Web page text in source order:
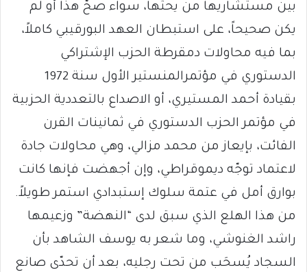
بين مستشاريها من يحثّها، سواء صحّ هذا أو لم
يكن صحيحاً، على استبطان العهد البورقيبي كاملاً،
بما فيه محاولات دمقرطة الحزب الإشتراكي
الدستوري في مؤتمرالمنستير الأول سنة 1972
بقيادة أحمد المستيري، أو الاصداع بالتعددية الحزبية
في مؤتمر الحزب الدستوري في ثمانينات القرن
الفائت، بإيعاز من محمد مزالي، وهي محاولات جادة
لاعتماد توجّه ديموقراطي، وإن أجهضت فإنها كانت
بوارق أمل في عتمة سلوك إستبدادي استمر طويلاً.
من هذا الهلع الذي سبق لدى “النهضة” وزعيمها
راشد الغنوشي، وما شعر به يوسف الشاهد بأن
السجاد يُسحَب من تحت رجليه، بعد أن تحدّى صانع